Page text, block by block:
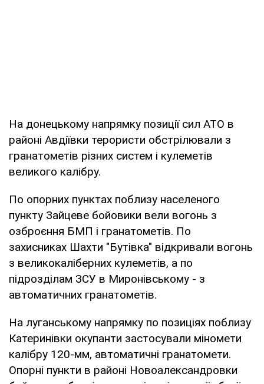
На донецькому напрямку позиції сил АТО в
районі Авдіївки терористи обстрілювали з
гранатометів різних систем і кулеметів
великого калібру.
По опорних пунктах поблизу населеного
пункту Зайцеве бойовики вели вогонь з
озброєння БМП і гранатометів. По
захисниках Шахти "Бутівка" відкривали вогонь
з великокаліберних кулеметів, а по
підрозділам ЗСУ в Миронівському - з
автоматичних гранатометів.
На луганському напрямку по позиціях поблизу
Катеринівки окупанти застосували міномети
калібру 120-мм, автоматичні гранатомети.
Опорні пункти в районі Новоалександровки